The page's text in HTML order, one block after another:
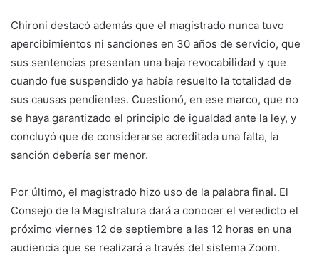
Chironi destacó además que el magistrado nunca tuvo
apercibimientos ni sanciones en 30 años de servicio, que
sus sentencias presentan una baja revocabilidad y que
cuando fue suspendido ya había resuelto la totalidad de
sus causas pendientes. Cuestionó, en ese marco, que no
se haya garantizado el principio de igualdad ante la ley, y
concluyó que de considerarse acreditada una falta, la
sanción debería ser menor.
Por último, el magistrado hizo uso de la palabra final. El
Consejo de la Magistratura dará a conocer el veredicto el
próximo viernes 12 de septiembre a las 12 horas en una
audiencia que se realizará a través del sistema Zoom.